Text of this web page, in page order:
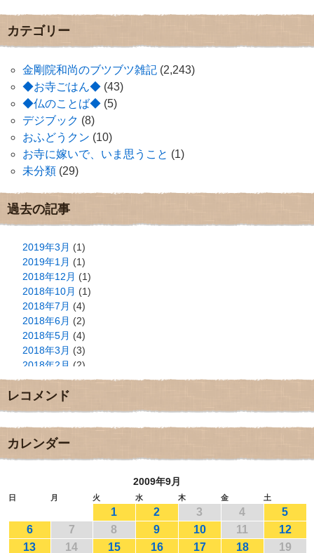
カテゴリー
金剛院和尚のブツブツ雑記 (2,243)
◆お寺ごはん◆ (43)
◆仏のことば◆ (5)
デジブック (8)
おふどうクン (10)
お寺に嫁いで、いま思うこと (1)
未分類 (29)
過去の記事
2019年3月 (1)
2019年1月 (1)
2018年12月 (1)
2018年10月 (1)
2018年7月 (4)
2018年6月 (2)
2018年5月 (4)
2018年3月 (3)
2018年2月 (2)
2018年1月(2)
2017年12月
2017年11月(3)
2017年9月
2017年8月
2017年5月
2017年3月(1)
2017年2月(1)
レコメンド
カレンダー
2009年9月
日 月 火 水 木 金 土
1 2 3 4
5
6
7 8 9 10 11
12
13
14 15 16 17 18 19